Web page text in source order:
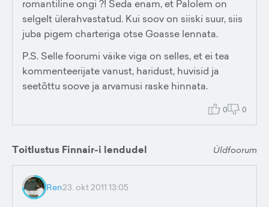
romantiline ongi ?! Seda enam, et Palolem on
selgelt ülerahvastatud. Kui soov on siiski suur, siis
juba pigem charteriga otse Goasse lennata.
P.S. Selle foorumi väike viga on selles, et ei tea
kommenteerijate vanust, haridust, huvisid ja
seetõttu soove ja arvamusi raske hinnata.
0 0
Toitlustus Finnair-i lendudel Üldfoorum
Ren23. okt 2011 13:05